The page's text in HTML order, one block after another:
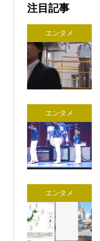
注目記事
エンタメ
エンタメ
エンタメ